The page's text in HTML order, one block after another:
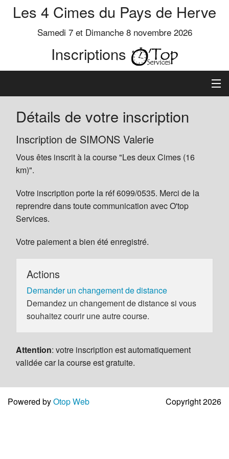
Les 4 Cimes du Pays de Herve
Samedi 7 et Dimanche 8 novembre 2026
Inscriptions
Inscription
Préinscrits
Informations
Détails de votre inscription
Inscription de SIMONS Valerie
Vous êtes inscrit à la course "Les deux Cimes (16
km)".
Votre inscription porte la réf 6099/0535. Merci de la
reprendre dans toute communication avec O'top
Services.
Votre paiement a bien été enregistré.
Actions
Demander un changement de distance
Demandez un changement de distance si vous
souhaitez courir une autre course.
Attention: votre inscription est automatiquement
validée car la course est gratuite.
Powered byOtop Web Copyright 2026